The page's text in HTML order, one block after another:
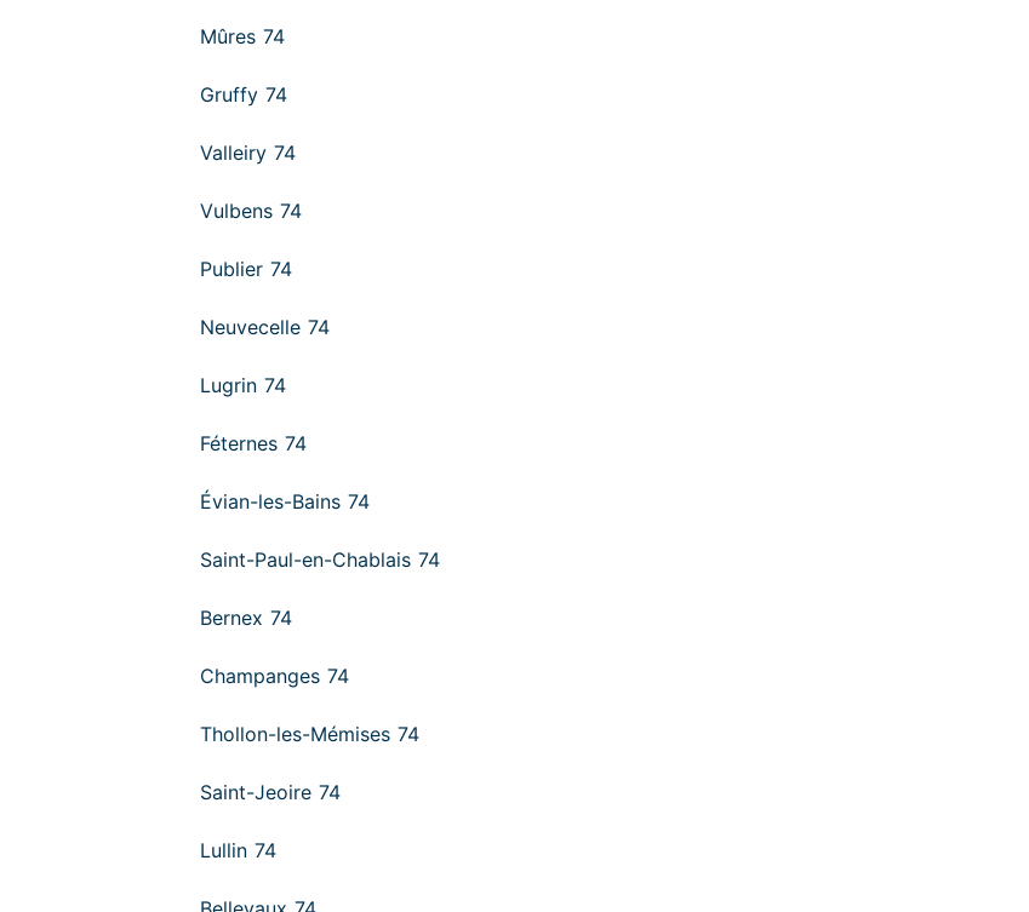
Mûres 74
Gruffy 74
Valleiry 74
Vulbens 74
Publier 74
Neuvecelle 74
Lugrin 74
Féternes 74
Évian-les-Bains 74
Saint-Paul-en-Chablais 74
Bernex 74
Champanges 74
Thollon-les-Mémises 74
Saint-Jeoire 74
Lullin 74